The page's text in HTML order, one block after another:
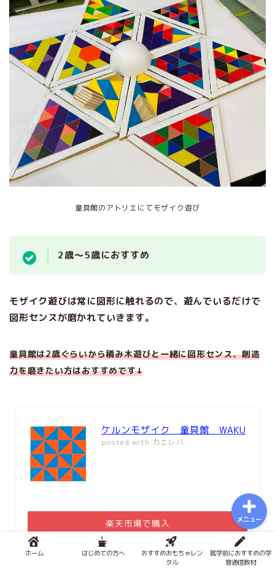
童具館のアトリエにてモザイク遊び
2歳～5歳におすすめ
モザイク遊びは常に図形に触れるので、遊んでいるだけで
図形センスが磨かれていきます。
童具館は2歳ぐらいから積み木遊びと一緒に図形センス、創造
力を磨きたい方はおすすめです↓
ケルンモザイク 童具館 WAKU
posted with カエレバ
楽天市場で購入
Amazonで購入
ホーム はじめての方へ
おすすめおもちゃレン
タル
就学前におすすめの学
習通信教材
メニュー
積み木メソッド